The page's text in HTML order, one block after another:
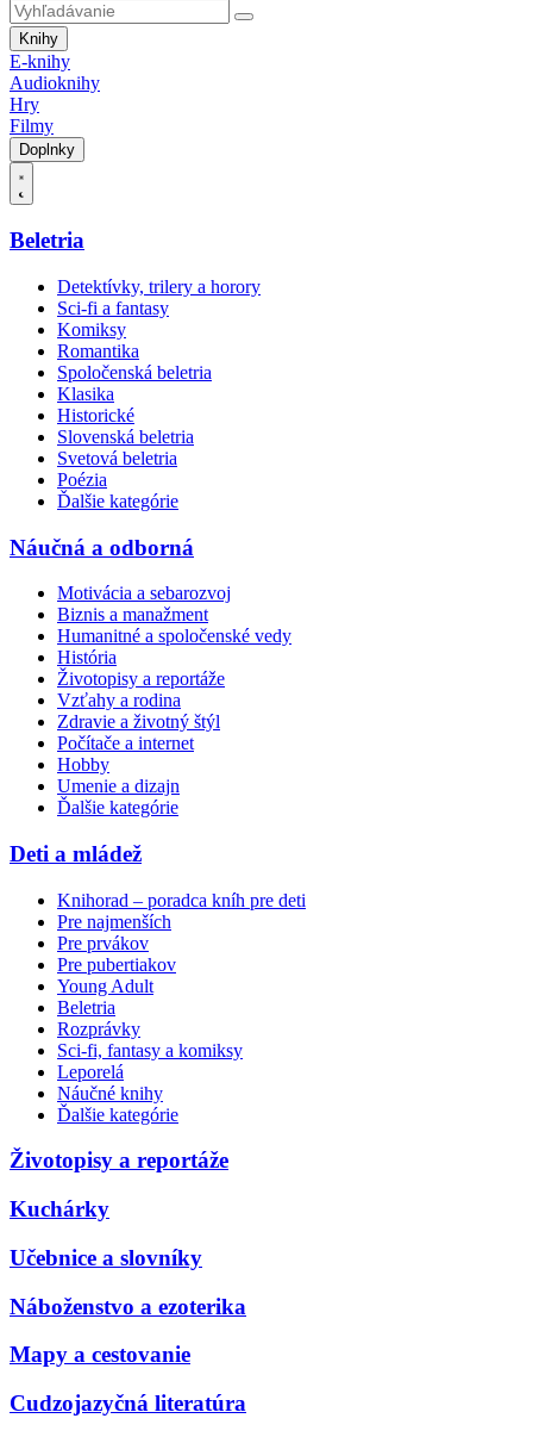
Knihy
E-knihy
Audioknihy
Hry
Filmy
Doplnky
Beletria
Detektívky, trilery a horory
Sci-fi a fantasy
Komiksy
Romantika
Spoločenská beletria
Klasika
Historické
Slovenská beletria
Svetová beletria
Poézia
Ďalšie kategórie
Náučná a odborná
Motivácia a sebarozvoj
Biznis a manažment
Humanitné a spoločenské vedy
História
Životopisy a reportáže
Vzťahy a rodina
Zdravie a životný štýl
Počítače a internet
Hobby
Umenie a dizajn
Ďalšie kategórie
Deti a mládež
Knihorad – poradca kníh pre deti
Pre najmenších
Pre prvákov
Pre pubertiakov
Young Adult
Beletria
Rozprávky
Sci-fi, fantasy a komiksy
Leporelá
Náučné knihy
Ďalšie kategórie
Životopisy a reportáže
Kuchárky
Učebnice a slovníky
Náboženstvo a ezoterika
Mapy a cestovanie
Cudzojazyčná literatúra